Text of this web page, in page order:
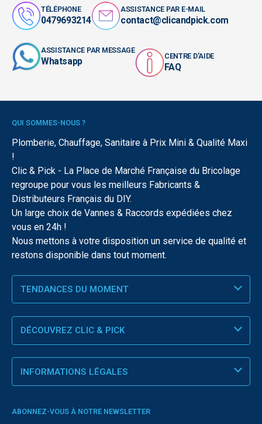
TÉLÉPHONE
0479693214
ASSISTANCE PAR E-MAIL
contact@clicandpick.com
ASSISTANCE PAR MESSAGE
Whatsapp CENTRE D'AIDE
FAQ
QUI SOMMES-NOUS ?
Plomberie, Chauffage, Sanitaire à Prix Mini & Qualité Maxi
!
Clic & Pick - La Place de Marché Française du Bricolage
regroupe pour vous les meilleurs Fabricants &
Distributeurs Français du DIY.
Un large choix de Vannes & Raccords expédiées chez
vous en 24h !
Nous mettons à votre disposition un service de qualité et
restons disponible dans tout moment.
TENDANCES DU MOMENT
DÉCOUVREZ CLIC & PICK
INFORMATIONS LÉGALES
ABONNEZ-VOUS À NOTRE NEWSLETTER